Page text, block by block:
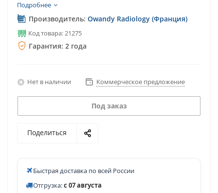
Подробнее
Производитель: Owandy Radiology (Франция)
Код товара: 21275
Гарантия: 2 года
Нет в наличии Коммерческое предложение
Под заказ
Поделиться
Быстрая доставка по всей России
Отгрузка:с 07 августа